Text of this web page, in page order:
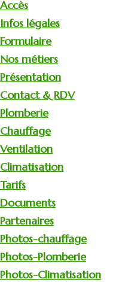
Accès
Infos légales
Formulaire
Nos métiers
Présentation
Contact & RDV
Plomberie
Chauffage
Ventilation
Climatisation
Tarifs
Documents
Partenaires
Photos-chauffage
Photos-Plomberie
Photos-Climatisation